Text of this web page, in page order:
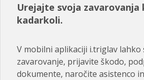
Urejajte svoja zavarovanja
kadarkoli.
V mobilni aplikaciji i.triglav lahko
zavarovanje, prijavite škodo,
dokumente, naročite asistenco